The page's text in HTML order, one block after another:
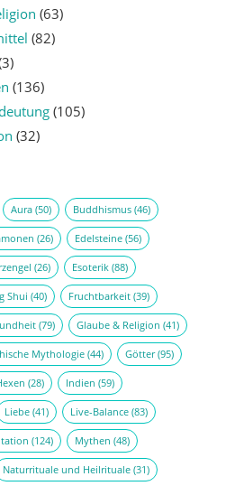
(63)
(82)
(136)
(105)
(32)
Aura(50) Buddhismus(46)
(26) Edelsteine(56)
(26) Esoterik(88)
Shui (40) Fruchtbarkeit(39)
(79) Glaube & Religion (41)
Mythologie(44) Götter(95)
(28) Indien (59)
Liebe(41) Live-Balance(83)
(124) Mythen (48)
Naturrituale und Heilrituale(31)